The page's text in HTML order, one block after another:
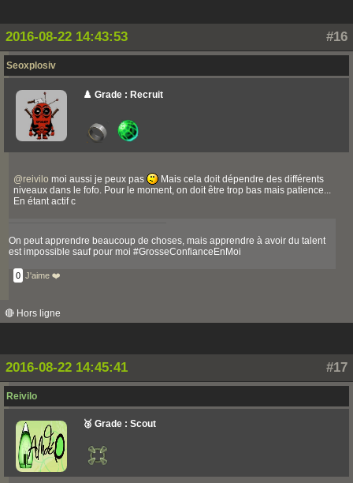
#16
2016-08-22 14:43:53
Seoxplosiv
♟️ Grade : Recruit
@reivilo moi aussi je peux pas
Mais cela doit dépendre des différents
niveaux dans le fofo. Pour le moment, on doit être trop bas mais patience...
En étant actif c
On peut apprendre beaucoup de choses, mais apprendre à avoir du talent
est impossible sauf pour moi #GrosseConfianceEnMoi
0 J'aime ❤️
🔴 Hors ligne
#17
2016-08-22 14:45:41
Reivilo
🥉 Grade : Scout